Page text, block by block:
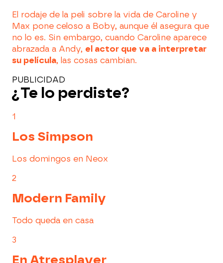
El rodaje de la peli sobre la vida de Caroline y
Max pone celoso a Boby, aunque él asegura que
no lo es. Sin embargo, cuando Caroline aparece
abrazada a Andy, el actor que va a interpretar
su película, las cosas cambian.
PUBLICIDAD
¿Te lo perdiste?
1
Los Simpson
Los domingos en Neox
2
Modern Family
Todo queda en casa
3
En Atresplayer